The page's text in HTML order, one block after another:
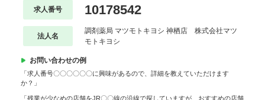
求人番号 10178542
法人名
調剤薬局 マツモトキヨシ 神栖店 株式会社マツ
モトキヨシ
お問い合わせの例
「求人番号〇〇〇〇〇〇に興味があるので、詳細を教えていただけます
か？」
「残業が少なめの店舗をJR〇〇線の沿線で探していますが、おすすめの店舗